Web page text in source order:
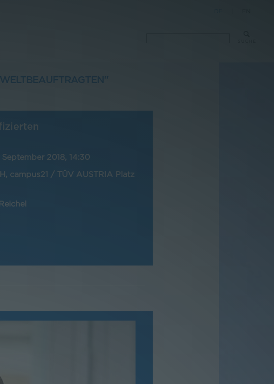
September 2018, 14:30
campus21 / TÜV AUSTRIA Platz